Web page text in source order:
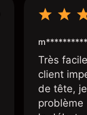
m**********
Très
client
de tête,
problème